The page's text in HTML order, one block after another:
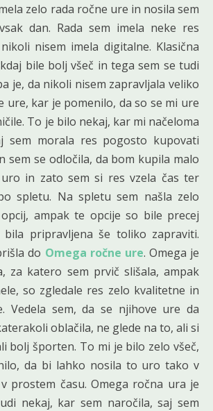
zelo rada ročne ure in nosila sem
dan. Rada sem imela neke res
nisem imela digitalne. Klasična
bile bolj všeč in tega sem se tudi
je, da nikoli nisem zapravljala veliko
ure, kar je pomenilo, da so se mi ure
To je bilo nekaj, kar mi načeloma
sem morala res pogosto kupovati
sem se odločila, da bom kupila malo
in zato sem si res vzela čas ter
spletu. Na spletu sem našla zelo
ampak te opcije so bile precej
pripravljena še toliko zapraviti.
do Omega ročne ure. Omega je
za katero sem prvič slišala, ampak
so zgledale res zelo kvalitetne in
Vedela sem, da se njihove ure da
oblačila, ne glede na to, ali si
bolj športen. To mi je bilo zelo všeč,
da bi lahko nosila to uro tako v
prostem času. Omega ročna ura je
nekaj, kar sem naročila, saj sem